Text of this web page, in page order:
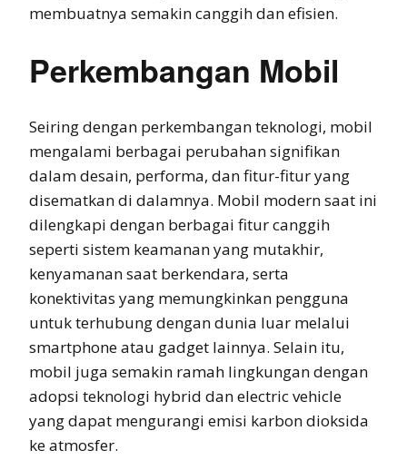
membuatnya semakin canggih dan efisien.
Perkembangan Mobil
Seiring dengan perkembangan teknologi, mobil
mengalami berbagai perubahan signifikan
dalam desain, performa, dan fitur-fitur yang
disematkan di dalamnya. Mobil modern saat ini
dilengkapi dengan berbagai fitur canggih
seperti sistem keamanan yang mutakhir,
kenyamanan saat berkendara, serta
konektivitas yang memungkinkan pengguna
untuk terhubung dengan dunia luar melalui
smartphone atau gadget lainnya. Selain itu,
mobil juga semakin ramah lingkungan dengan
adopsi teknologi hybrid dan electric vehicle
yang dapat mengurangi emisi karbon dioksida
ke atmosfer.